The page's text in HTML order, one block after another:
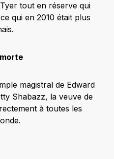
tout en réserve qui
qui en 2010 était plus
magistral de Edward
Shabazz, la veuve de
à toutes les